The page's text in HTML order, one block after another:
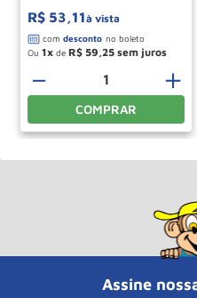
R$ 53,11à vista
Ou 1 de R$ 59,25
＋
－
COMPRAR
Assine